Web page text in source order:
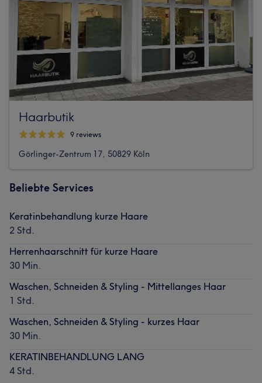
Haarbutik
9 reviews
Görlinger-Zentrum 17, 50829 Köln
Beliebte Services
Keratinbehandlung kurze Haare
2 Std.
Herrenhaarschnitt für kurze Haare
30 Min.
Waschen, Schneiden & Styling - Mittellanges Haar
1 Std.
Waschen, Schneiden & Styling - kurzes Haar
30 Min.
KERATINBEHANDLUNG LANG
4 Std.